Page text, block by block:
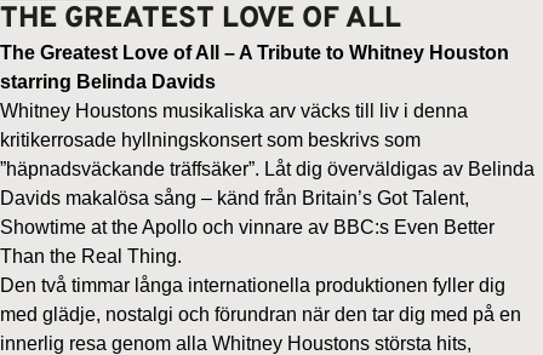
THE GREATEST LOVE OF ALL
The Greatest Love of All – A Tribute to Whitney Houston
starring Belinda Davids
Whitney Houstons musikaliska arv väcks till liv i denna
kritikerrosade hyllningskonsert som beskrivs som
”häpnadsväckande träffsäker”. Låt dig överväldigas av Belinda
Davids makalösa sång – känd från Britain’s Got Talent,
Showtime at the Apollo och vinnare av BBC:s Even Better
Than the Real Thing.
Den två timmar långa internationella produktionen fyller dig
med glädje, nostalgi och förundran när den tar dig med på en
innerlig resa genom alla Whitney Houstons största hits,